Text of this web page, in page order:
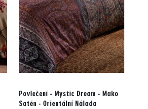
Povlečení - Mystic Dream - Mako
Satén - Orientální Nálada